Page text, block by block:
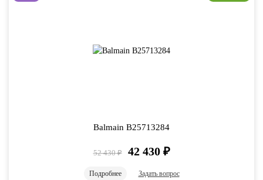
Balmain B25713284
52 430 ₽ 42 430 ₽
Подробнее Задать вопрос